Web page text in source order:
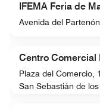
IFEMA Feria de
Avenida del
Centro Comercial
Plaza del Comercio,
San Sebastián de